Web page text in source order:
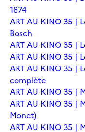
1874
ART AU KINO 35 |
Bosch
ART AU KINO 35 |
ART AU KINO 35 |
ART AU KINO 35 |
complète
ART AU KINO 35 |
ART AU KINO 35 |
Monet)
ART AU KINO 35 |